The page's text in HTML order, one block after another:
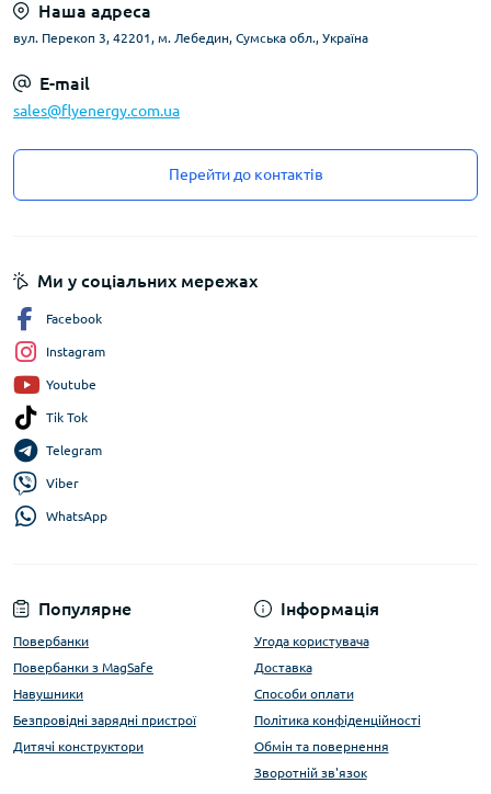
Наша адреса
вул. Перекоп 3, 42201, м. Лебедин, Сумська обл., Україна
E-mail
sales@flyenergy.com.ua
Перейти до контактів
Популярне
Повербанки
Повербанки з MagSafe
Навушники
Безпровідні зарядні пристрої
Дитячі конструктори
Інформація
Угода користувача
Доставка
Способи оплати
Політика конфіденційності
Обмін та повернення
Зворотній зв'язок
Ми у соціальних мережах
Facebook
Instagram
Youtube
Tik Tok
Telegram
Viber
WhatsApp